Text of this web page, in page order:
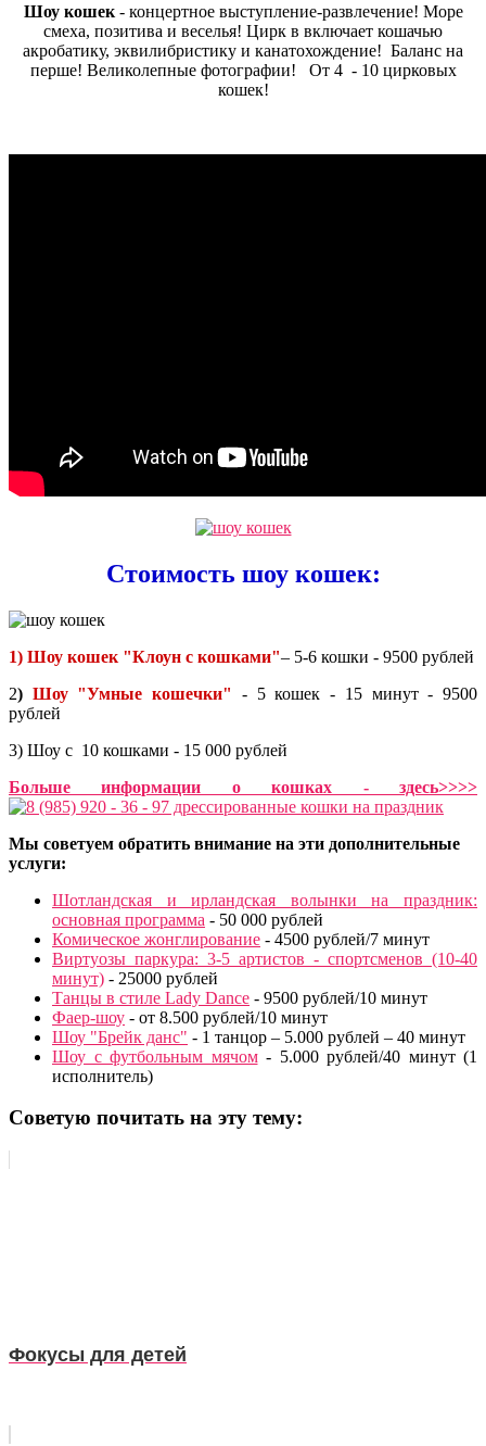
Шоу кошек- концертное выступление-развлечение! Море
смеха, позитива и веселья! Цирк в включает кошачью
акробатику, эквилибристику и канатохождение! Баланс на
перше! Великолепные фотографии! От 4 - 10 цирковых
кошек!
Стоимость шоу кошек:
1) Шоу кошек "Клоун с кошками"– 5-6 кошки - 9500 рублей
2) Шоу "Умные кошечки"
- 5 кошек - 15 минут - 9500
рублей
3) Шоу с 10 кошками - 15 000 рублей
Больше информации о кошках - здесь>>>>
Мы советуем обратить внимание на эти дополнительные
услуги:
Шотландская и ирландская волынки на праздник:
основная программа - 50 000 рублей
Комическое жонглирование - 4500 рублей/7 минут
Виртуозы паркура: 3-5 артистов - спортсменов (10-40
минут) - 25000 рублей
Танцы в стиле Lady Dance - 9500 рублей/10 минут
Фаер-шоу - от 8.500 рублей/10 минут
Шоу "Брейк данс" - 1 танцор – 5.000 рублей – 40 минут
Шоу с футбольным мячом- 5.000 рублей/40 минут (1
исполнитель)
Советую почитать на эту тему:
Фокусы для детей